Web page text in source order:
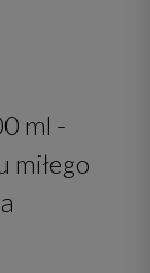
ml -
miłego